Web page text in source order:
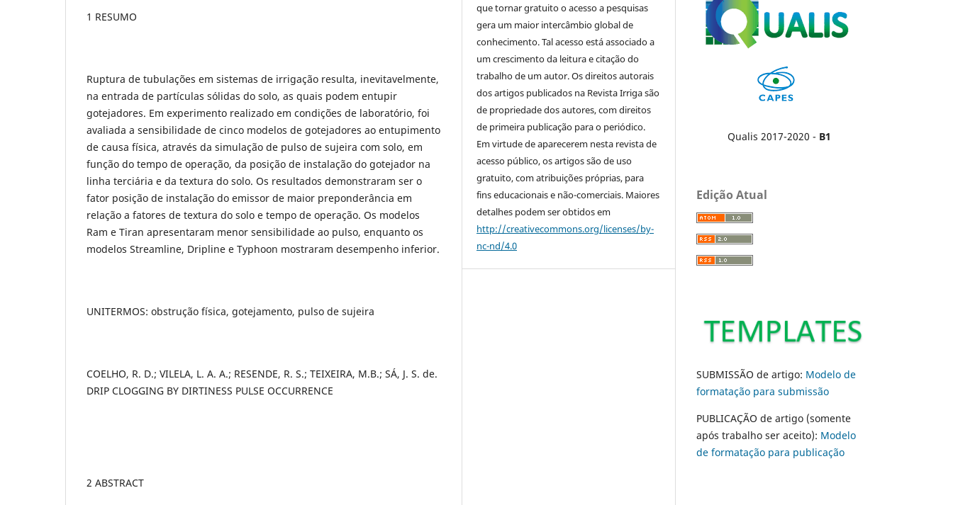
1 RESUMO
Ruptura de tubulações em sistemas de irrigação resulta, inevitavelmente,
na entrada de partículas sólidas do solo, as quais podem entupir
gotejadores. Em experimento realizado em condições de laboratório, foi
avaliada a sensibilidade de cinco modelos de gotejadores ao entupimento
de causa física, através da simulação de pulso de sujeira com solo, em
função do tempo de operação, da posição de instalação do gotejador na
linha terciária e da textura do solo. Os resultados demonstraram ser o
fator posição de instalação do emissor de maior preponderância em
relação a fatores de textura do solo e tempo de operação. Os modelos
Ram e Tiran apresentaram menor sensibilidade ao pulso, enquanto os
modelos Streamline, Dripline e Typhoon mostraram desempenho inferior.
UNITERMOS: obstrução física, gotejamento, pulso de sujeira
COELHO, R. D.; VILELA, L. A. A.; RESENDE, R. S.; TEIXEIRA, M.B.; SÁ, J. S. de.
DRIP CLOGGING BY DIRTINESS PULSE OCCURRENCE
2 ABSTRACT
que tornar gratuito o acesso a pesquisas
gera um maior intercâmbio global de
conhecimento. Tal acesso está associado a
um crescimento da leitura e citação do
trabalho de um autor. Os direitos autorais
dos artigos publicados na Revista Irriga são
de propriedade dos autores, com direitos
de primeira publicação para o periódico.
Em virtude de aparecerem nesta revista de
acesso público, os artigos são de uso
gratuito, com atribuições próprias, para
fins educacionais e não-comerciais. Maiores
detalhes podem ser obtidos em
http://creativecommons.org/licenses/by-
nc-nd/4.0
Qualis 2017-2020 - B1
Edição Atual
SUBMISSÃO de artigo: Modelo de
formatação para submissão
PUBLICAÇÃO de artigo (somente
após trabalho ser aceito): Modelo
de formatação para publicação